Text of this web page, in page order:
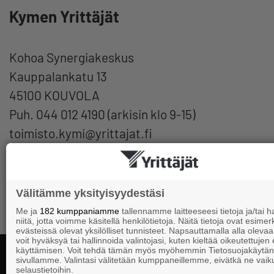
Kymen Yrittäjät
Kohoa Synergiakeskus
Kauppalankatu 13
45100 KOUVOLA
Puh. 044 012 4190 (arkisin klo 9-15)
toimisto.kymi@yrittajat.fi
Välitämme yksityisyydestäsi
Me ja 182 kumppaniamme tallennamme laitteeseesi tietoja ja/tai
niitä, jotta voimme käsitellä henkilötietoja. Näitä tietoja ovat
evästeissä olevat yksilölliset tunnisteet. Napsauttamalla alla
voit hyväksyä tai hallinnoida valintojasi, kuten kieltää oikeutettujen
käyttämisen. Voit tehdä tämän myös myöhemmin
sivullamme. Valintasi välitetään kumppaneillemme, eivätkä ne
selaustietoihin.